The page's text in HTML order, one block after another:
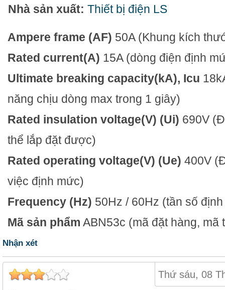
Nhà sản xuất: Thiết bị điện LS
Ampere frame (AF) 50A (Khung kích
Rated current(A) 15A (dòng điện định
Ultimate breaking capacity(kA), Icu
năng chịu dòng max trong 1 giây)
Rated insulation voltage(V) (Ui) 690V
thể lắp đặt được)
Rated operating voltage(V) (Ue) 400V
việc định mức)
Frequency (Hz) 50Hz / 60Hz (tần số
Mã sản phẩm ABN53c (mã đặt hàng, mã
Nhận xét
Thứ sáu, 08